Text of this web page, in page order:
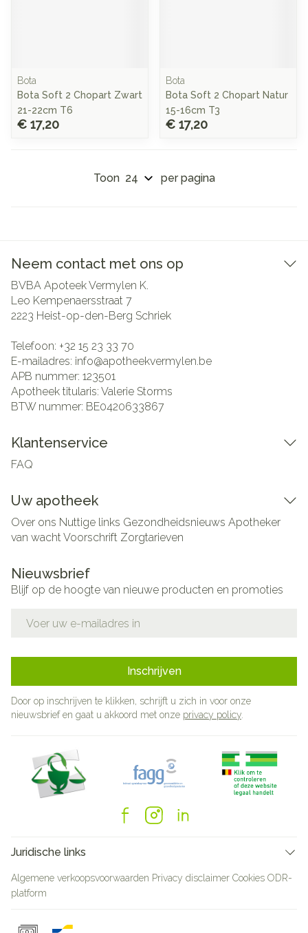
Bota
Bota Soft 2 Chopart Zwart
21-22cm T6
€ 17,20
Bota
Bota Soft 2 Chopart Natur
15-16cm T3
€ 17,20
Toon per pagina
Neem contact met ons op
BVBA Apoteek Vermylen K.
Leo Kempenaersstraat 7
2223 Heist-op-den-Berg Schriek
Telefoon: +32 15 23 33 70
E-mailadres: info@apotheekvermylen.be
APB nummer: 123501
Apotheek titularis: Valerie Storms
BTW nummer: BE0420633867
Klantenservice
FAQ
Uw apotheek
Over ons Nuttige links Gezondheidsnieuws Apotheker
van wachtVoorschrift Zorgtarieven
Nieuwsbrief
Blijf op de hoogte van nieuwe producten en promoties
Inschrijven
Door op inschrijven te klikken, schrijft u zich in voor onze
nieuwsbrief en gaat u akkoord met onze privacy policy
Juridische links
Algemene verkoopsvoorwaarden Privacy disclaimer Cookies ODR-
platform